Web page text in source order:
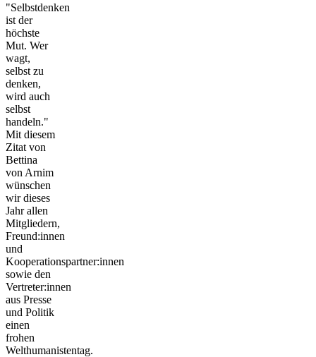
"Selbstdenken
ist der
höchste
Mut. Wer
wagt,
selbst zu
denken,
wird auch
selbst
handeln."
Mit diesem
Zitat von
Bettina
von Arnim
wünschen
wir dieses
Jahr allen
Mitgliedern,
Freund:innen
und
Kooperationspartner:innen
sowie den
Vertreter:innen
aus Presse
und Politik
einen
frohen
Welthumanistentag.